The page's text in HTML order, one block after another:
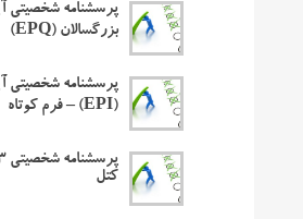
پرسشنامه شخصیتی
بزرگسالان (EPQ)
پرسشنامه شخصیتی
(EPI) – فرم کوتاه
کتل